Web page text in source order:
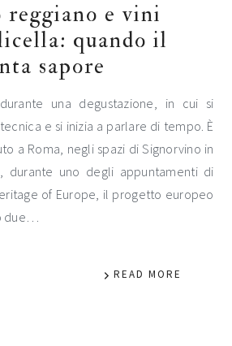
reggiano e vini
quando il
sapore
una degustazione, in cui si
e si inizia a parlare di tempo. È
a Roma, negli spazi di Signorvino in
durante uno degli appuntamenti di
of Europe, il progetto europeo
due…
READ MORE